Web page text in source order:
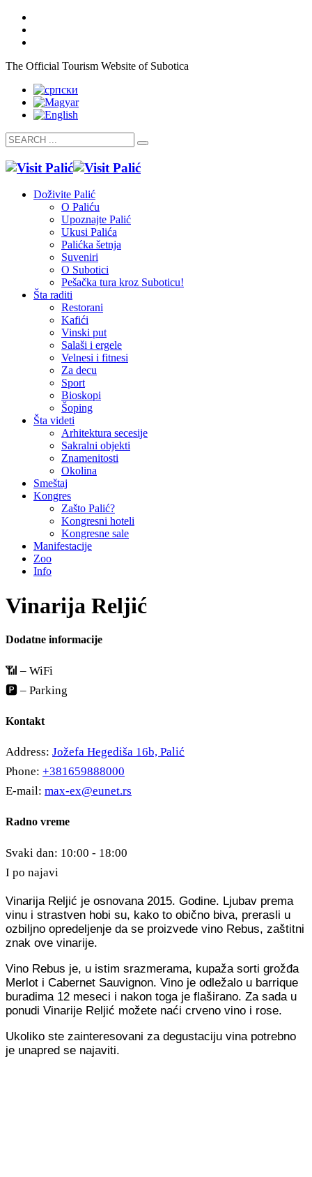
The Official Tourism Website of Subotica
Doživite Palić
O Paliću
Upoznajte Palić
Ukusi Palića
Palićka šetnja
Suveniri
O Subotici
Pešačka tura kroz Suboticu!
Šta raditi
Restorani
Kafići
Vinski put
Salaši i ergele
Velnesi i fitnesi
Za decu
Sport
Bioskopi
Šoping
Šta videti
Arhitektura secesije
Sakralni objekti
Znamenitosti
Okolina
Smeštaj
Kongres
Zašto Palić?
Kongresni hoteli
Kongresne sale
Manifestacije
Zoo
Info
Vinarija Reljić
Dodatne informacije
📶 – WiFi
🅿️ – Parking
Kontakt
Address: Jožefa Hegediša 16b, Palić
Phone: +381659888000
E-mail: max-ex@eunet.rs
Radno vreme
Svaki dan: 10:00 - 18:00
I po najavi
Vinarija Reljić je osnovana 2015. Godine. Ljubav prema
vinu i strastven hobi su, kako to obično biva, prerasli u
ozbiljno opredeljenje da se proizvede vino Rebus, zaštitni
znak ove vinarije.
Vino Rebus je, u istim srazmerama, kupaža sorti grožđa
Merlot i Cabernet Sauvignon. Vino je odležalo u barrique
buradima 12 meseci i nakon toga je flaširano. Za sada u
ponudi Vinarije Reljić možete naći crveno vino i rose.
Ukoliko ste zainteresovani za degustaciju vina potrebno
je unapred se najaviti.